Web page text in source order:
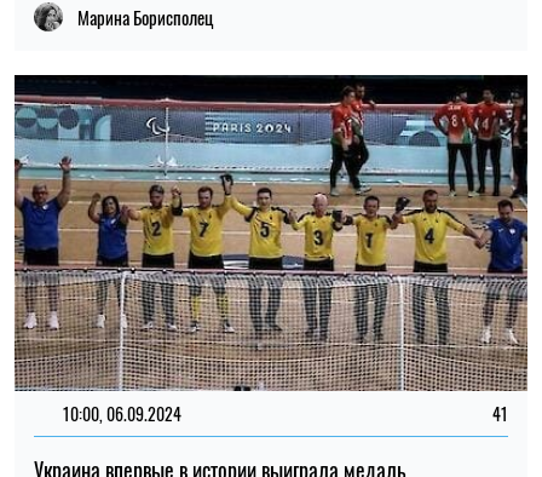
Марина Борисполец
10:00, 06.09.2024 41
Украина впервые в истории выиграла медаль